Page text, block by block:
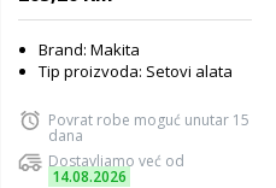
Brand: Makita
Tip proizvoda: Setovi alata
Povrat robe moguć unutar 15
dana
Dostavljamo već od
14.08.2026